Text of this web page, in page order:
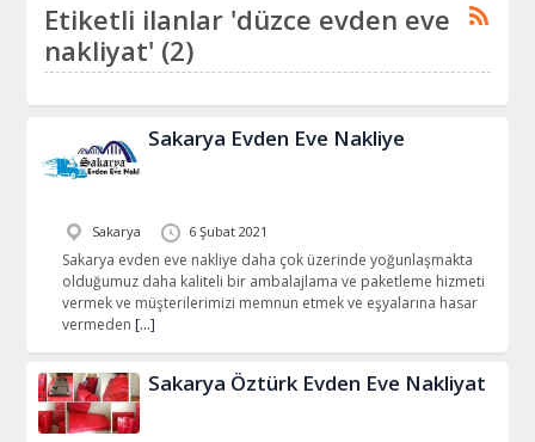
Etiketli ilanlar 'düzce evden eve
nakliyat' (2)
Sakarya Evden Eve Nakliye
Sakarya 6 Şubat 2021
Sakarya evden eve nakliye daha çok üzerinde yoğunlaşmakta
olduğumuz daha kaliteli bir ambalajlama ve paketleme hizmeti
vermek ve müşterilerimizi memnun etmek ve eşyalarına hasar
vermeden […]
Sakarya Öztürk Evden Eve Nakliyat